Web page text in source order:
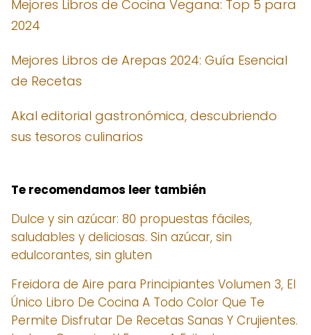
Mejores Libros de Cocina Vegana: Top 5 para
2024
Mejores Libros de Arepas 2024: Guía Esencial
de Recetas
Akal editorial gastronómica, descubriendo
sus tesoros culinarios
Te recomendamos leer también
Dulce y sin azúcar: 80 propuestas fáciles,
saludables y deliciosas. Sin azúcar, sin
edulcorantes, sin gluten
Freidora de Aire para Principiantes Volumen 3, El
Único Libro De Cocina A Todo Color Que Te
Permite Disfrutar De Recetas Sanas Y Crujientes.